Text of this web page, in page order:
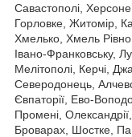
Савастополі,
Горловке, Житомір,
Хмелько, Хмель
Івано-Франковську,
Мелітополі, Керчі,
Северодонець,
Євпаторії, Ево-
Промені,
Броварах, Шостке,